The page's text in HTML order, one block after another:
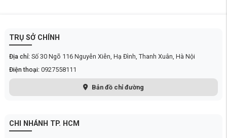
TRỤ SỞ CHÍNH
Địa chỉ: Số 30 Ngõ 116 Nguyễn Xiễn, Hạ Đình, Thanh Xuân, Hà Nội
Điện thoại: 0927558111
Bản đồ chỉ đường
CHI NHÁNH TP. HCM